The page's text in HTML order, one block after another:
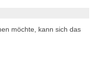
möchte, kann sich das